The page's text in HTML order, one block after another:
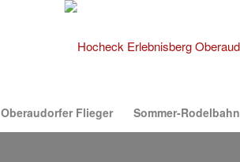
Oberaudorfer Flieger Sommer-Rodelbahn